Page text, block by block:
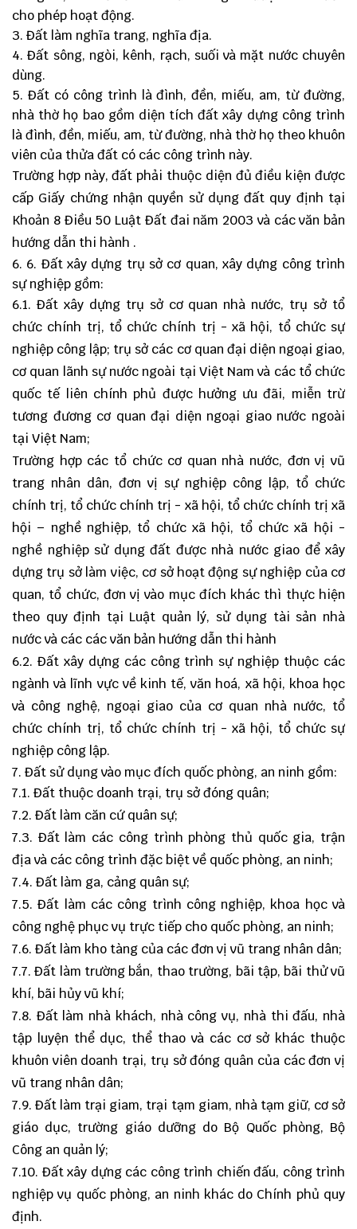
cho phép hoạt động.
Đất làm nghĩa trang, nghĩa địa.
Đất sông, ngòi, kênh, rạch, suối và mặt nước chuyên
dùng.
Đất có công trình là đình, đền, miếu, am, từ đường,
nhà thờ họ bao gồm diện tích đất xây dựng công trình
là đình, đền, miếu, am, từ đường, nhà thờ họ theo khuôn
viên của thửa đất có các công trình này.
Trường hợp này, đất phải thuộc diện đủ điều kiện được
cấp Giấy chứng nhận quyền sử dụng đất quy định tại
Khoản 8 Điều 50 Luật Đất đai năm 2003 và các văn bản
hướng dẫn thi hành .
6. Đất xây dựng trụ sở cơ quan, xây dựng công trình
sự nghiệp gồm:
6.1. Đất xây dựng trụ sở cơ quan nhà nước, trụ sở tổ
chức chính trị, tổ chức chính trị - xã hội, tổ chức sự
nghiệp công lập; trụ sở các cơ quan đại diện ngoại giao,
cơ quan lãnh sự nước ngoài tại Việt Nam và các tổ chức
quốc tế liên chính phủ được hưởng ưu đãi, miễn trừ
tương đương cơ quan đại diện ngoại giao nước ngoài
tại Việt Nam;
Trường hợp các tổ chức cơ quan nhà nước, đơn vị vũ
trang nhân dân, đơn vị sự nghiệp công lập, tổ chức
chính trị, tổ chức chính trị - xã hội, tổ chức chính trị xã
hội – nghề nghiệp, tổ chức xã hội, tổ chức xã hội -
nghề nghiệp sử dụng đất được nhà nước giao để xây
dựng trụ sở làm việc, cơ sở hoạt động sự nghiệp của cơ
quan, tổ chức, đơn vị vào mục đích khác thì thực hiện
theo quy định tại Luật quản lý, sử dụng tài sản nhà
nước và các các văn bản hướng dẫn thi hành
6.2. Đất xây dựng các công trình sự nghiệp thuộc các
ngành và lĩnh vực về kinh tế, văn hoá, xã hội, khoa học
và công nghệ, ngoại giao của cơ quan nhà nước, tổ
chức chính trị, tổ chức chính trị - xã hội, tổ chức sự
nghiệp công lập.
Đất sử dụng vào mục đích quốc phòng, an ninh gồm:
7.1. Đất thuộc doanh trại, trụ sở đóng quân;
7.2. Đất làm căn cứ quân sự;
7.3. Đất làm các công trình phòng thủ quốc gia, trận
địa và các công trình đặc biệt về quốc phòng, an ninh;
7.4. Đất làm ga, cảng quân sự;
7.5. Đất làm các công trình công nghiệp, khoa học và
công nghệ phục vụ trực tiếp cho quốc phòng, an ninh;
7.6. Đất làm kho tàng của các đơn vị vũ trang nhân dân;
7.7. Đất làm trường bắn, thao trường, bãi tập, bãi thử vũ
khí, bãi hủy vũ khí;
7.8. Đất làm nhà khách, nhà công vụ, nhà thi đấu, nhà
tập luyện thể dục, thể thao và các cơ sở khác thuộc
khuôn viên doanh trại, trụ sở đóng quân của các đơn vị
vũ trang nhân dân;
7.9. Đất làm trại giam, trại tạm giam, nhà tạm giữ, cơ sở
giáo dục, trường giáo dưỡng do Bộ Quốc phòng, Bộ
Công an quản lý;
7.10. Đất xây dựng các công trình chiến đấu, công trình
nghiệp vụ quốc phòng, an ninh khác do Chính phủ quy
định.